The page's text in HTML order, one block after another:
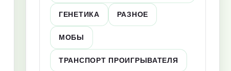
ГЕНЕТИКА РАЗНОЕ
МОБЫ
ТРАНСПОРТ ПРОИГРЫВАТЕЛЯ